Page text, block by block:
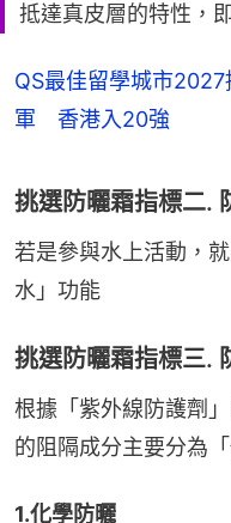
抵達真皮層的特性，
QS最佳留學城市
軍 香港入20強
挑選防曬霜指標二.
若是參與水上活動，
水」功能
挑選防曬霜指標三.
根據「紫外線防護劑
的阻隔成分主要分為
1.化學防曬